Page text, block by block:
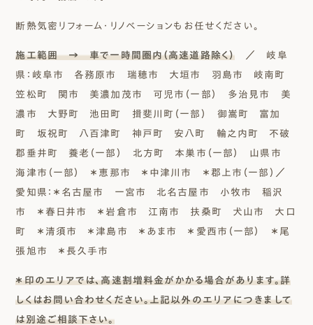
断熱気密リフォーム・リノベーションもお任せください。
施工範囲 → 車で一時間圏内（高速道路除く） ／ 岐阜
県：岐阜市 各務原市 瑞穂市 大垣市 羽島市 岐南町
笠松町 関市 美濃加茂市 可児市（一部） 多治見市 美
濃市 大野町 池田町 揖斐川町（一部） 御嵩町 富加
町 坂祝町 八百津町 神戸町 安八町 輪之内町 不破
郡垂井町 養老（一部） 北方町 本巣市（一部） 山県市
海津市（一部） ＊恵那市 ＊中津川市 ＊郡上市（一部）／
愛知県：＊名古屋市 一宮市 北名古屋市 小牧市 稲沢
市 ＊春日井市 ＊岩倉市 江南市 扶桑町 犬山市 大口
町 ＊清須市 ＊津島市 ＊あま市 ＊愛西市（一部） ＊尾
張旭市 ＊長久手市
＊印のエリアでは、高速割増料金がかかる場合があります。詳
しくはお問い合わせください。上記以外のエリアにつきまして
は別途ご相談下さい。